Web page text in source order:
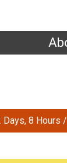
Days, 8 Hours